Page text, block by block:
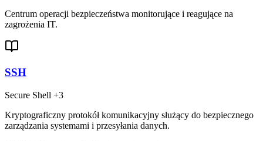
Centrum operacji bezpieczeństwa monitorujące i reagujące na
zagrożenia IT.
SSH
Secure Shell +3
Kryptograficzny protokół komunikacyjny służący do bezpiecznego
zarządzania systemami i przesyłania danych.